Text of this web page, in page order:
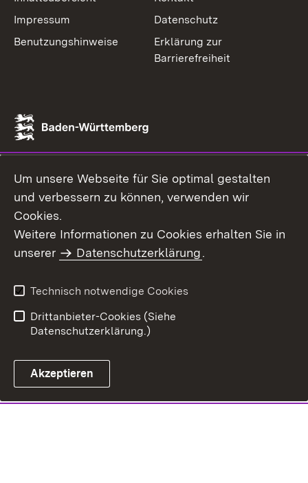
Impressum
Datenschutz
Benutzungshinweise
Erklärung zur
Barrierefreiheit
Um unsere Webseite für Sie optimal gestalten
und verbessern zu können, verwenden wir
Cookies.
Weitere Informationen zu Cookies erhalten Sie in
unserer
Datenschutzerklärung.
Technisch notwendige Cookies
Drittanbieter-Cookies (Siehe
Datenschutzerklärung.)
Akzeptieren